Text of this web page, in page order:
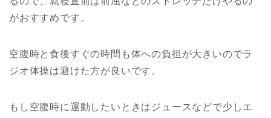
がおすすめです。
空腹時と食後すぐの時間も体への負担が大きいのでラ
ジオ体操は避けた方が良いです。
もし空腹時に運動したいときはジュースなどで少しエ